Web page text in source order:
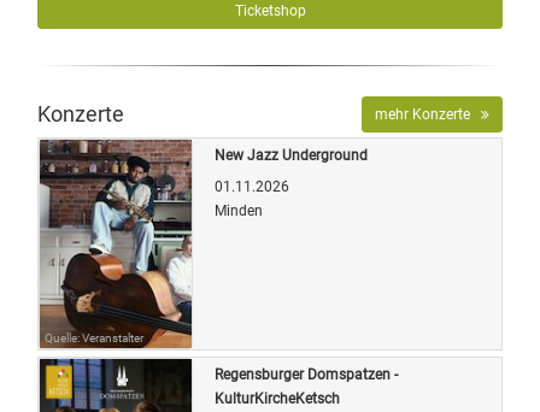
Ticketshop
Konzerte mehr Konzerte
Quelle: Veranstalter
New Jazz Underground
01.11.2026
Minden
Regensburger Domspatzen -
KulturKircheKetsch